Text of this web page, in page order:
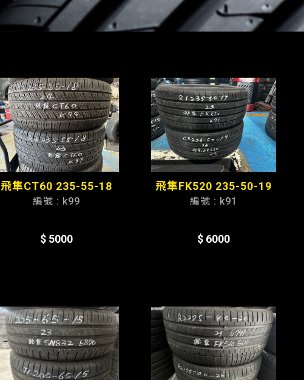
飛隼CT60 235-55-18
編號 : k99
$ 5000
飛隼FK520 235-50-19
編號 : k91
$ 6000